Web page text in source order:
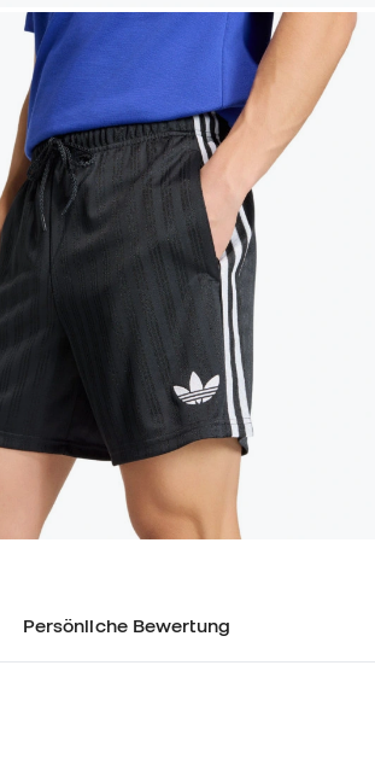
Persönliche Bewertung